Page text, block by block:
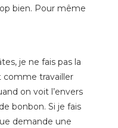
bien. Pour même
je ne fais pas la
comme travailler
on voit l’envers
bonbon. Si je fais
demande une